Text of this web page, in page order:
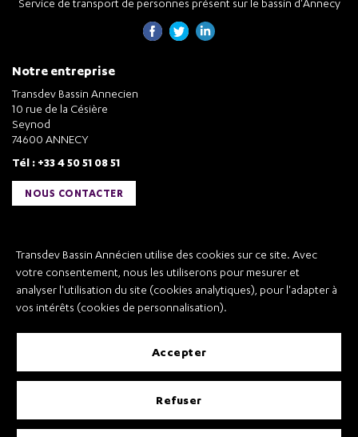
Transdev Bassin Annécien utilise des cookies sur ce site. Avec
votre consentement, nous les utiliserons pour mesurer et
analyser l'utilisation du site (cookies analytiques), pour l'adapter à
vos intérêts (cookies de personnalisation).
accepter
refuser
Service de transport de personnes présent sur le bassin d'Annecy
Notre entreprise
Transdev Bassin Annecien
10 rue de la Césière
Seynod
74600 ANNECY
Tél : +33 4 50 51 08 51
NOUS CONTACTER
Transdev Bassin Annécien
Recrutement
Conditions Générales de Vente et Transport
Conditions Générales d’Utilisation
Règlement